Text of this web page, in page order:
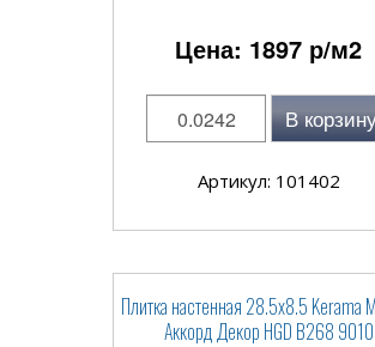
Цена: 1897 р/м2
В
Артикул: 101402
Плитка настенная 28.5x8.5 Kerama
Аккорд Декор HGD B268 9010